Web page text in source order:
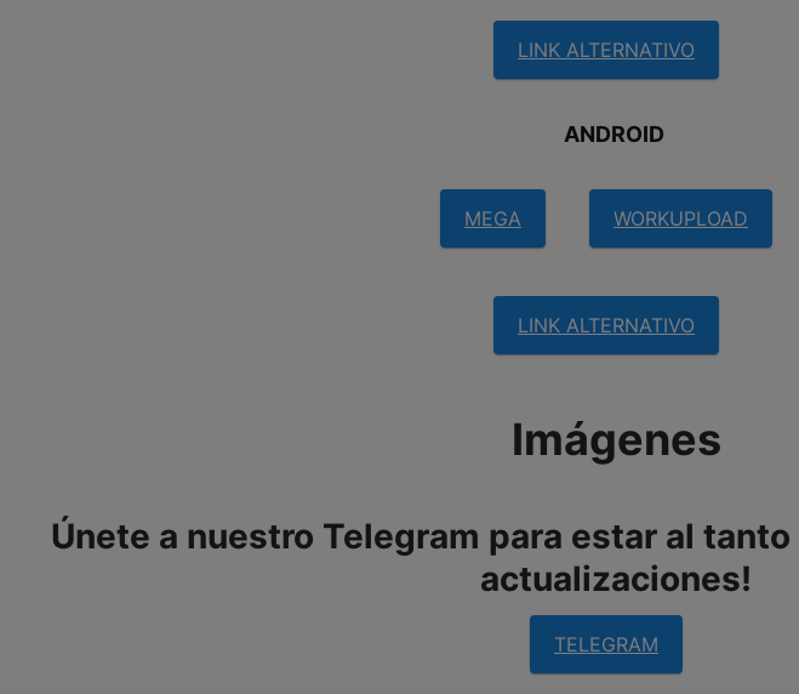
LINK ALTERNATIVO
ANDROID
MEGA WORKUPLOAD
LINK ALTERNATIVO
Imágenes
Únete a nuestro Telegram para estar al
actualizaciones!
TELEGRAM